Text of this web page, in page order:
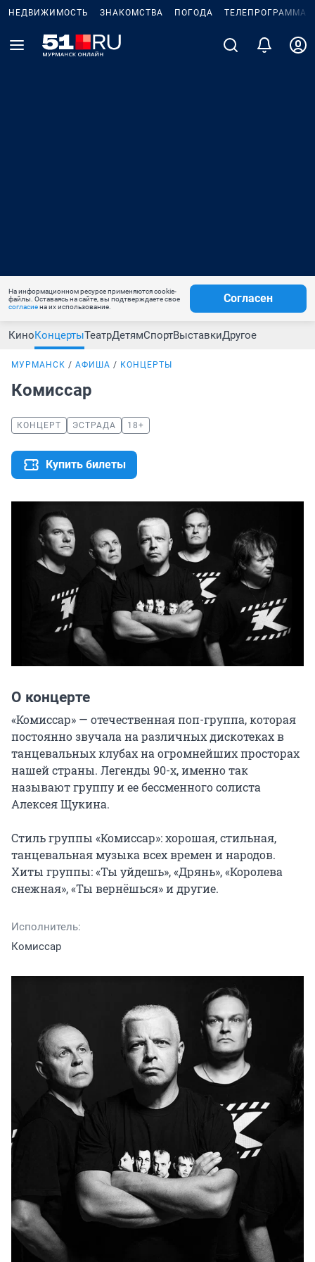
НЕДВИЖИМОСТЬ ЗНАКОМСТВА ПОГОДА ТЕЛЕПРОГРАММА
На информационном ресурсе применяются cookie-
файлы. Оставаясь на сайте, вы подтверждаете свое
согласиена их использование.
Согласен
КиноКонцертыТеатрДетямСпортВыставкиДругое
МУРМАНСК АФИША КОНЦЕРТЫ
Комиссар
КОНЦЕРТ ЭСТРАДА 18+
Купить билеты
О концерте
«Комиссар» — отечественная поп-группа, которая
постоянно звучала на различных дискотеках в
танцевальных клубах на огромнейших просторах
нашей страны. Легенды 90-х, именно так
называют группу и ее бессменного солиста
Алексея Щукина.
Стиль группы «Комиссар»: хорошая, стильная,
танцевальная музыка всех времен и народов.
Хиты группы: «Ты уйдешь», «Дрянь», «Королева
снежная», «Ты вернёшься» и другие.
Исполнитель:
Комиссар